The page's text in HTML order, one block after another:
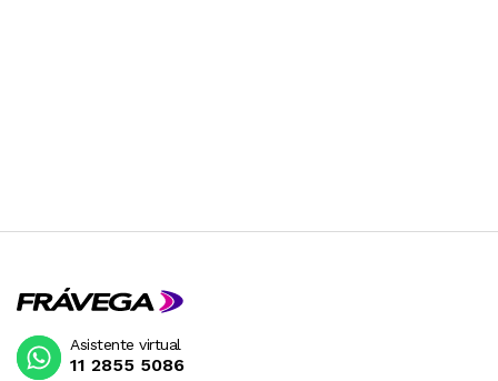
Asistente virtual
11 2855 5086